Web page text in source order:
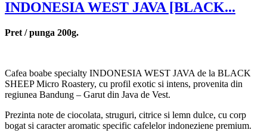
INDONESIA WEST JAVA [BLACK...
Pret / punga 200g.
Cafea boabe specialty INDONESIA WEST JAVA de la BLACK
SHEEP Micro Roastery, cu profil exotic si intens, provenita din
regiunea Bandung – Garut din Java de Vest.
Prezinta note de ciocolata, struguri, citrice si lemn dulce, cu corp
bogat si caracter aromatic specific cafelelor indoneziene premium.